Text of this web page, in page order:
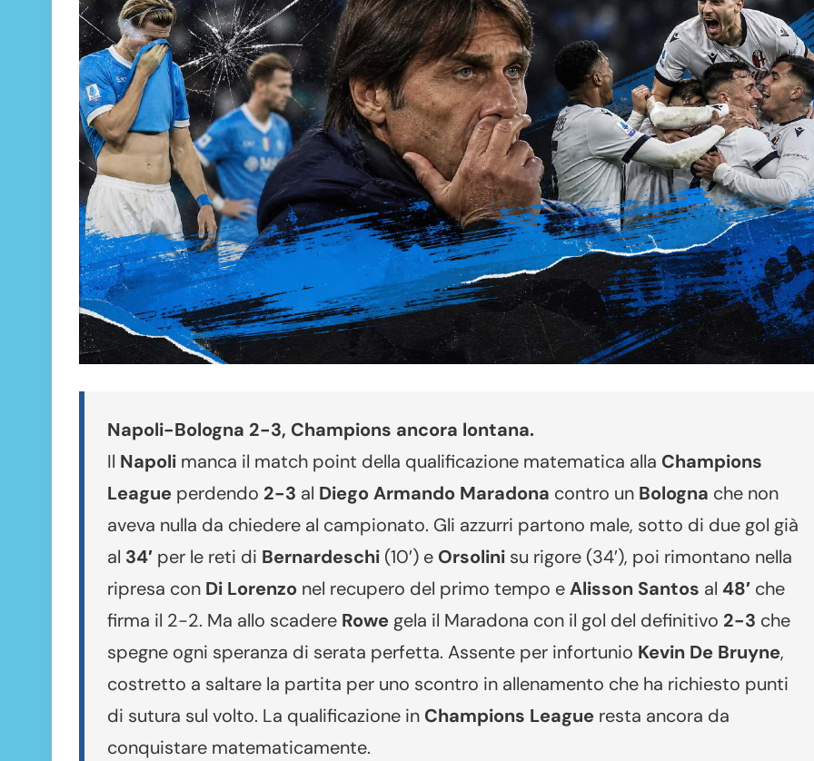
Napoli-Bologna 2-3, Champions ancora lontana.
Il Napoli manca il match point della qualificazione matematica alla Champions
League perdendo 2-3 al Diego Armando Maradona contro un Bologna che non
aveva nulla da chiedere al campionato. Gli azzurri partono male, sotto di due gol già
al 34′ per le reti di Bernardeschi (10′) e Orsolini su rigore (34′), poi rimontano nella
ripresa con Di Lorenzo nel recupero del primo tempo eAlisson Santos al 48′ che
firma il 2-2. Ma allo scadere Rowe gela il Maradona con il gol del definitivo 2-3 che
spegne ogni speranza di serata perfetta. Assente per infortunio Kevin De Bruyne,
costretto a saltare la partita per uno scontro in allenamento che ha richiesto punti
di sutura sul volto. La qualificazione in Champions League resta ancora da
conquistare matematicamente.